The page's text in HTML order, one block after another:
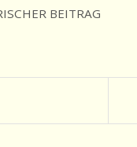
BEITRAG